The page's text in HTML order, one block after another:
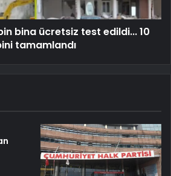
bina ücretsiz test edildi... 10
tamamlandı